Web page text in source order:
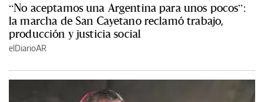
“No aceptamos una Argentina para unos pocos”:
la marcha de San Cayetano reclamó trabajo,
producción y justicia social
elDiarioAR